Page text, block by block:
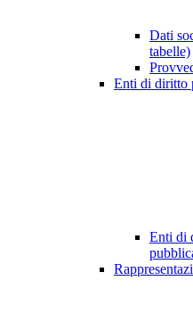
Dati
tabelle)
Enti di diritto
Enti di